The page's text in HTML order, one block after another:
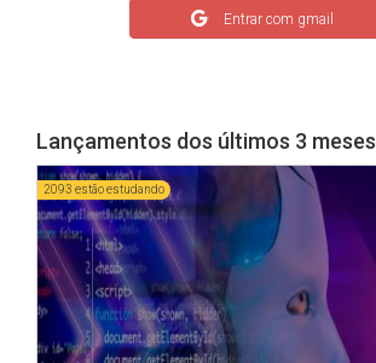
Entrar com gmail
Lançamentos dos últimos 3 meses
2093 estão estudando